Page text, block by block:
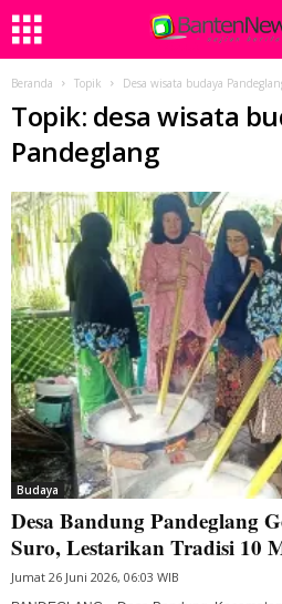
Beranda Topik Desa wisata budaya
Topik: desa wisata
Pandeglang
Budaya
Desa Bandung Pandeglang
Suro, Lestarikan Tradisi 10
Jumat 26 Juni 2026, 06:03 WIB